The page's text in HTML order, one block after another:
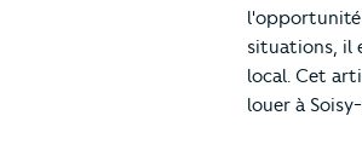
l'opportunité
situations, il
local. Cet
louer à